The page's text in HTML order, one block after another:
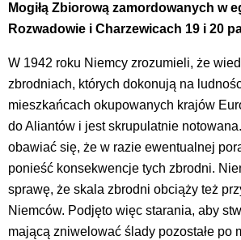
Mogiłą Zbiorową zamordowanych w
Rozwadowie i Charzewicach 19 i 20
W 1942 roku Niemcy zrozumieli, że
zbrodniach, których dokonują na
mieszkańcach okupowanych krajów
do Aliantów i jest skrupulatnie
obawiać się, że w razie ewentualnej
ponieść konsekwencje tych zbrodni.
sprawę, że skala zbrodni obciąży też
Niemców. Podjęto więc starania, aby
mającą zniwelować ślady pozostałe po